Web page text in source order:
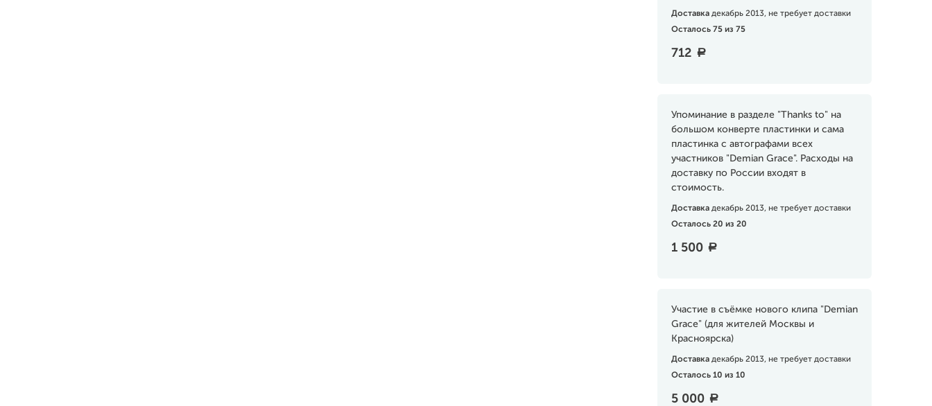
Доставка декабрь 2013, не требует доставки
Осталось 75 из 75
712 a
Упоминание в разделе "Thanks to" на
большом конверте пластинки и сама
пластинка с автографами всех
участников "Demian Grace". Расходы на
доставку по России входят в
стоимость.
Доставка декабрь 2013, не требует доставки
Осталось 20 из 20
1 500 a
Участие в съёмке нового клипа "Demian
Grace" (для жителей Москвы и
Красноярска)
Доставка декабрь 2013, не требует доставки
Осталось 10 из 10
5 000 a